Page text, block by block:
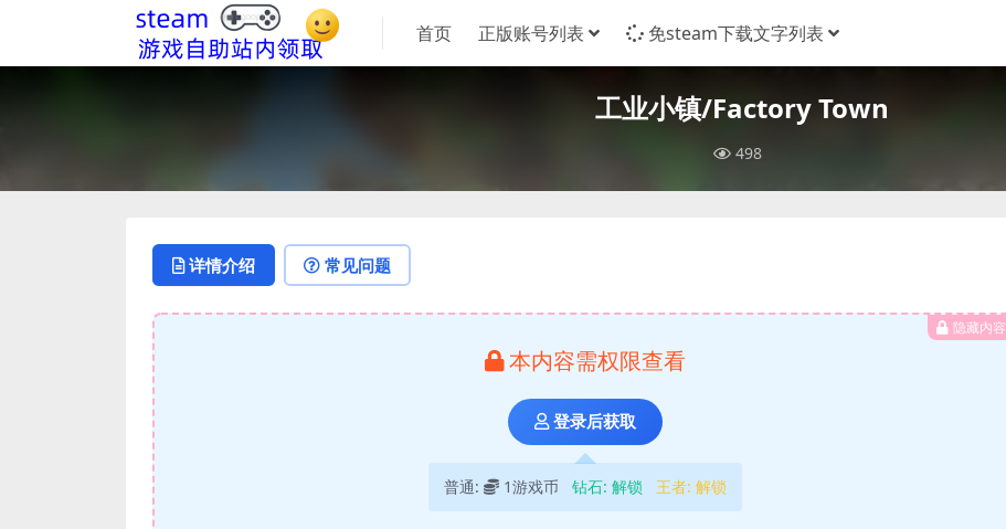
首页 正版账号列表 免steam下载文字列表
工业小镇/Factory Town
498
详情介绍 常见问题
隐藏内容
本内容需权限查看
登录后获取
普通: 1游戏币 钻石: 解锁 王者: 解锁